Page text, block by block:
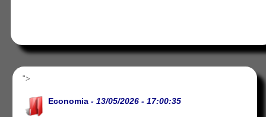
">
Economia - 13/05/2026 - 17:00:35